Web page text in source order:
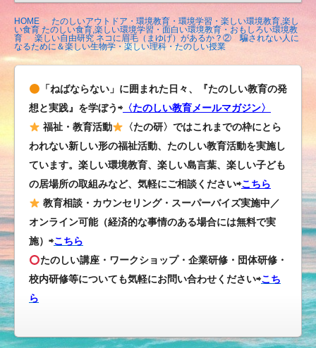
ト
HOME
たのしいアウトドア・環境教育・環境学習・楽しい環境教育,楽し
い食育 たのしい食育,楽しい環境学習・面白い環境教育・おもしろい環境教
育
楽しい自由研究 ネコに眉毛（まゆげ）があるか？② 騙されない人に
なるために＆楽しい生物学・楽しい理科・たのしい授業
「ねばならない」に囲まれた日々、『たのしい教育の発
想と実践』を学ぼう⇨ 〈たのしい教育メールマガジン〉
福祉・教育活動
〈たの研〉ではこれまでの枠にとら
われない新しい形の福祉活動、たのしい教育活動を実施し
ています。楽しい環境教育、楽しい島言葉、楽しい子ども
の居場所の取組みなど、気軽にご相談ください⇨こちら
教育相談・カウンセリング・スーパーバイズ実施中／
オンライン可能（経済的な事情のある場合には無料で実
施）⇨こちら
たのしい講座・ワークショップ・企業研修・団体研修・
校内研修等についても気軽にお問い合わせください⇨こち
ら